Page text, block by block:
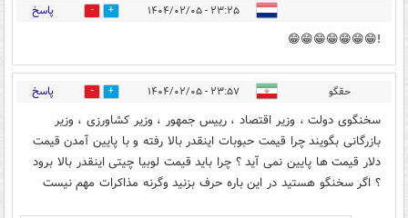
۲۳:۲۵ - ۱۴۰۴/۰۲/۰۵ 0 پاسخ
!😁😁😁😁😁😁😁
حقگو ۲۳:۵۷ - ۱۴۰۴/۰۲/۰۵ 0 پاسخ
سخنگوی دولت ، وزیر اقتصاد ، رییس جمهور ، وزیر کشاورزی ، وزیر
بازرگانی بگویند چرا قیمت حبوبات اینقدر بالا رفته و با پایین آمدن قیمت
دلار قیمت ها پایین نمی آید ؟ چرا باید قیمت لوبیا چیتی اینقدر بالا برود
؟ اگر سخنگو هستید در این باره حرف بزنید وگرنه مذاکرات مهم نیست